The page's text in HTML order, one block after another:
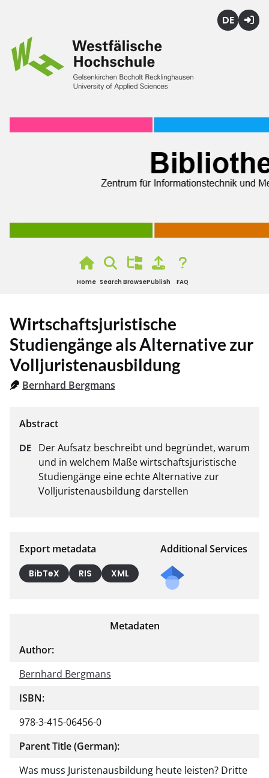
Home Search BrowsePublish FAQ
Wirtschaftsjuristische
Studiengänge als Alternative zur
Volljuristenausbildung
Bernhard Bergmans
Der Aufsatz beschreibt und begründet, warum
und in welchem Maße wirtschaftsjuristische
Studiengänge eine echte Alternative zur
Volljuristenausbildung darstellen
Export metadata
BibTeX RIS XML
Additional Services
Metadaten
Author:
Bernhard Bergmans
ISBN:
978-3-415-06456-0
Parent Title (German):
Was muss Juristenausbildung heute leisten? Dritte